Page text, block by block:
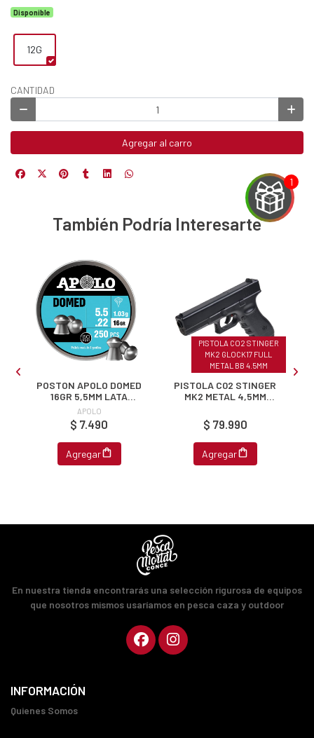
JUGAR
Disponible
12G
CANTIDAD
Agregar al carro
También Podría Interesarte
POSTON APOLO DOMED
16GR 5,5MM LATA
250PCS
APOLO
$ 7.490
Agregar
PISTOLA CO2 STINGER
MK2 GLOCK17 FULL
METAL BB 4.5MM
PISTOLA C02 STINGER
MK2 METAL 4,5MM
$ 79.990
Agregar
En nuestra tienda encontrarás una selección rigurosa de equipos
que nosotros mismos usaríamos en pesca caza y outdoor
INFORMACIÓN
Quienes Somos